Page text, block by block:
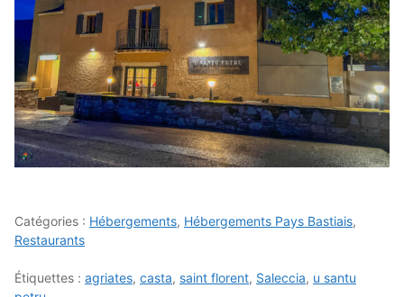
Catégories : Hébergements, Hébergements Pays Bastiais,
Restaurants
Étiquettes : agriates, casta, saint florent, Saleccia, u santu